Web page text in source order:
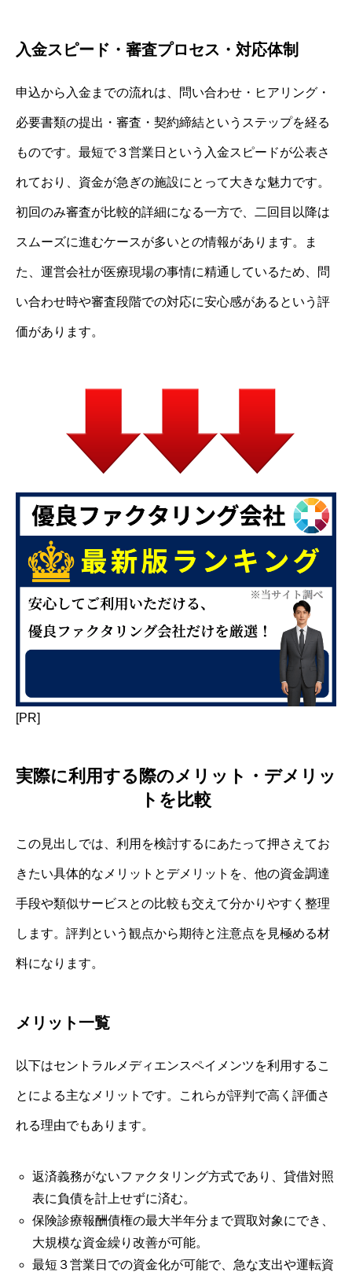
入金スピード・審査プロセス・対応体制
申込から入金までの流れは、問い合わせ・ヒアリング・
必要書類の提出・審査・契約締結というステップを経る
ものです。最短で３営業日という入金スピードが公表さ
れており、資金が急ぎの施設にとって大きな魅力です。
初回のみ審査が比較的詳細になる一方で、二回目以降は
スムーズに進むケースが多いとの情報があります。ま
た、運営会社が医療現場の事情に精通しているため、問
い合わせ時や審査段階での対応に安心感があるという評
価があります。
[PR]
実際に利用する際のメリット・デメリッ
トを比較
この見出しでは、利用を検討するにあたって押さえてお
きたい具体的なメリットとデメリットを、他の資金調達
手段や類似サービスとの比較も交えて分かりやすく整理
します。評判という観点から期待と注意点を見極める材
料になります。
メリット一覧
以下はセントラルメディエンスペイメンツを利用するこ
とによる主なメリットです。これらが評判で高く評価さ
れる理由でもあります。
返済義務がないファクタリング方式であり、貸借対照
表に負債を計上せずに済む。
保険診療報酬債権の最大半年分まで買取対象にでき、
大規模な資金繰り改善が可能。
最短３営業日での資金化が可能で、急な支出や運転資